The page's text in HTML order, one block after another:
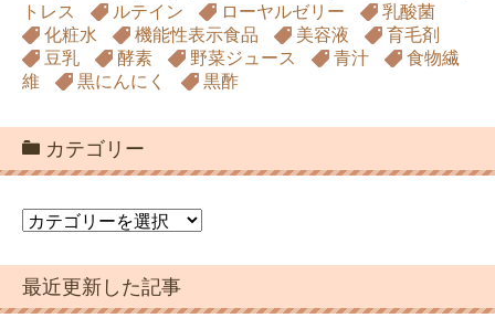
トレス
ルテイン ローヤルゼリー
乳酸菌
化粧水
機能性表示食品 美容液
育毛剤
豆乳
酵素 野菜ジュース 青汁
食物繊
維
黒にんにく 黒酢
カテゴリー
カ
ゴ
リ
ー
最近更新した記事